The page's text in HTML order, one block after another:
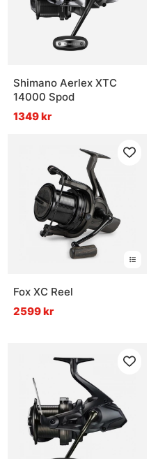
Shimano Aerlex XTC
14000 Spod
1349 kr
Fox XC Reel
2599 kr